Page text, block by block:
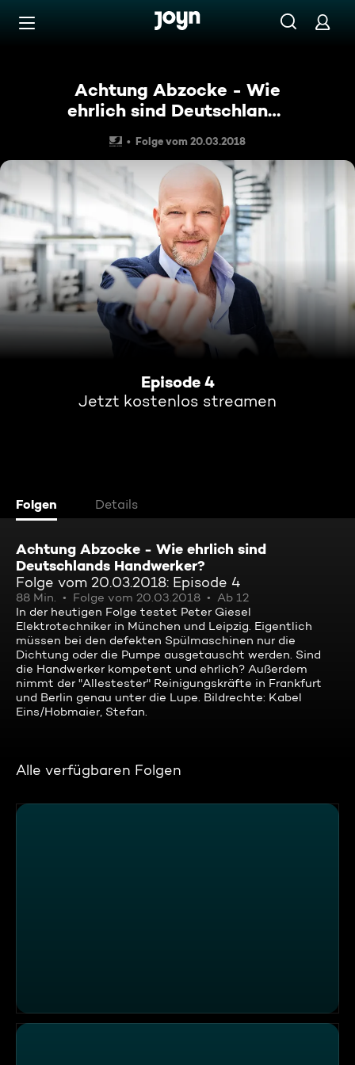
Zum Inhalt springen
Achtung Abzocke - Wie
ehrlich sind Deutschlands
Handwerker?
Folge vom 20.03.2018
Episode 4
Jetzt kostenlos streamen
Folgen Details
Achtung Abzocke - Wie ehrlich sind
Deutschlands Handwerker?
Folge vom 20.03.2018: Episode 4
88 Min. Folge vom 20.03.2018
Ab 12
In der heutigen Folge testet Peter Giesel
Elektrotechniker in München und Leipzig. Eigentlich
müssen bei den defekten Spülmaschinen nur die
Dichtung oder die Pumpe ausgetauscht werden. Sind
die Handwerker kompetent und ehrlich? Außerdem
nimmt der "Allestester" Reinigungskräfte in Frankfurt
und Berlin genau unter die Lupe. Bildrechte: Kabel
Eins/Hobmaier, Stefan.
Alle verfügbaren Folgen
Episode 4